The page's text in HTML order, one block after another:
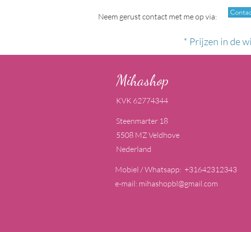
Neem gerust contact met me op via:
* Prijzen in de
Mihashop
KVK 62774344
Steenmarter 18
5508 MZ Veldhove
Nederland
Mobiel / Whatsapp: +31642312343
e-mail: mihashopbl@gmail.com